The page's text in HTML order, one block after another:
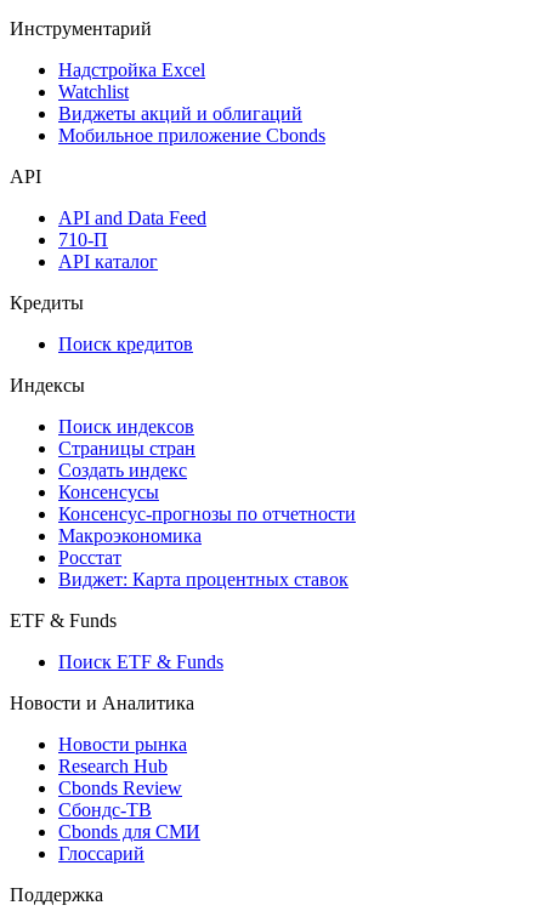
Инструментарий
Надстройка Excel
Watchlist
Виджеты акций и облигаций
Мобильное приложение Cbonds
API
API and Data Feed
710-П
API каталог
Кредиты
Поиск кредитов
Индексы
Поиск индексов
Страницы стран
Создать индекс
Консенсусы
Консенсус-прогнозы по отчетности
Макроэкономика
Росстат
Виджет: Карта процентных ставок
ETF & Funds
Поиск ETF & Funds
Новости и Аналитика
Новости рынка
Research Hub
Cbonds Review
Сбондс-ТВ
Cbonds для СМИ
Глоссарий
Поддержка